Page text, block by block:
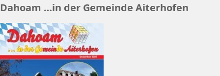
Dahoam …in der Gemeinde Aiterhofen